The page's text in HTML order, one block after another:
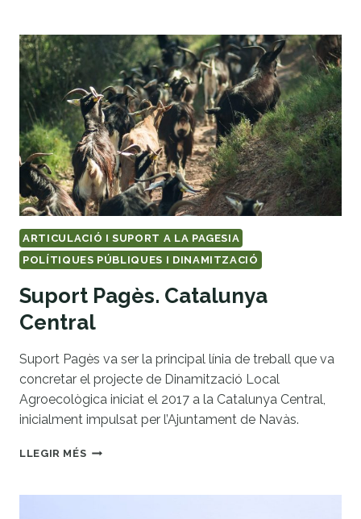
ARTICULACIÓ I SUPORT A LA PAGESIA
POLÍTIQUES PÚBLIQUES I DINAMITZACIÓ
Suport Pagès. Catalunya
Central
Suport Pagès va ser la principal línia de treball que va
concretar el projecte de Dinamització Local
Agroecològica iniciat el 2017 a la Catalunya Central,
inicialment impulsat per l’Ajuntament de Navàs.
LLEGIR MÉSSUPORT
CENTRAL